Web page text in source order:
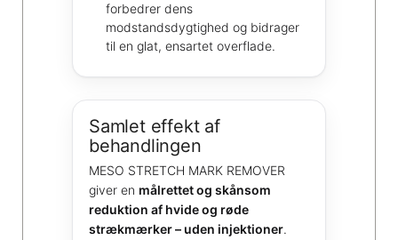
forbedrer dens
modstandsdygtighed og bidrager
til en glat, ensartet overflade.
Samlet effekt af
behandlingen
MESO STRETCH MARK REMOVER
giver en målrettet og skånsom
reduktion af hvide og røde
strækmærker – uden injektioner.